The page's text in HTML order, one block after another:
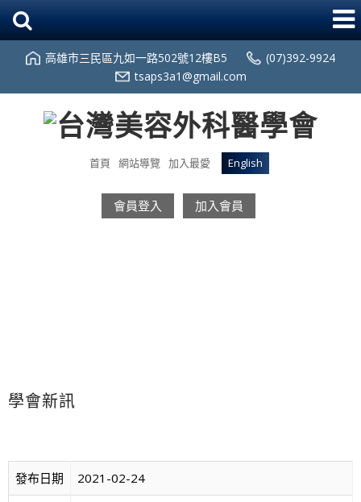
高雄市三民區九如一路502號12樓B5
(07)392-9924
tsaps3a1@gmail.com
首頁 網站導覽 加入最愛 English
會員登入 加入會員
學會新訊
發布日期 2021-02-24